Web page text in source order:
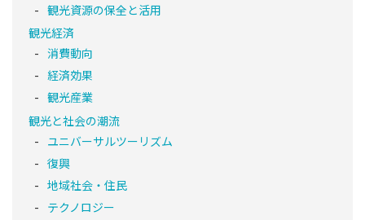
観光資源の保全と活用
観光経済
消費動向
経済効果
観光産業
観光と社会の潮流
ユニバーサルツーリズム
復興
地域社会・住民
テクノロジー